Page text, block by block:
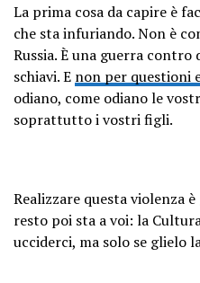
La prima cosa da capire è
che sta infuriando. Non è
Russia. È una guerra
schiavi. E non per questioni
odiano, come odiano le
soprattutto i vostri figli.
Realizzare questa violenza
resto poi sta a voi: la
ucciderci, ma solo se glielo